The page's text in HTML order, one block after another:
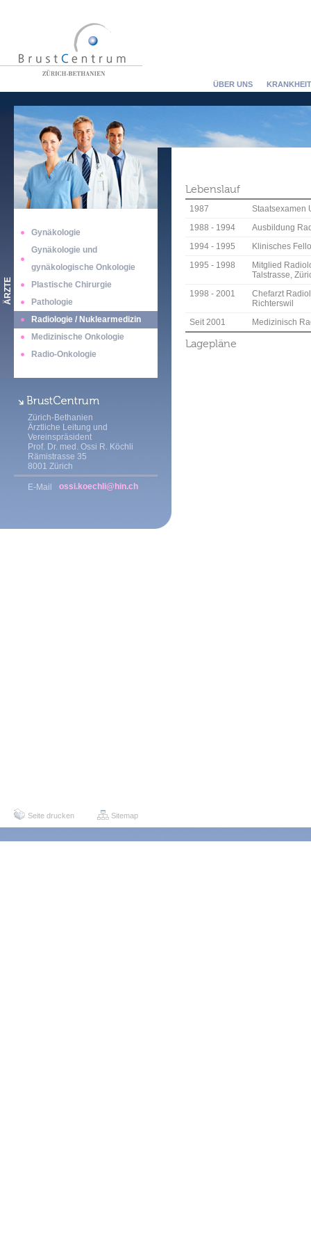
ÜBER UNS
ÄRZTE
Gynäkologie
Gynäkologie und
gynäkologische Onkologie
Plastische Chirurgie
Pathologie
Radiologie / Nuklearmedizin
Medizinische Onkologie
Radio-Onkologie
Zürich-Bethanien
Ärztliche Leitung und
Vereinspräsident
Prof. Dr. med. Ossi R. Köchli
Rämistrasse 35
8001 Zürich
E-Mail ossi.koechli@hin.ch
Lebenslauf
1987
Staatsexamen
1988 - 1994
Ausbildung
1994 - 1995
Klinisches
1995 - 1998
Mitglied
Talstrasse,
1998 - 2001
Chefarzt
Richterswil
Seit 2001
Medizinisch
Lagepläne
Seite drucken Sitemap